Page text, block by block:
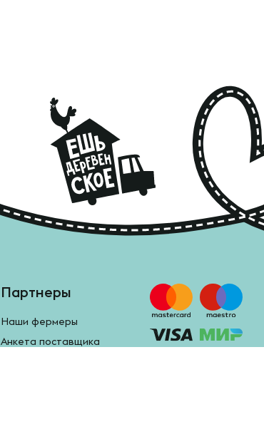
Партнеры
Наши фермеры
Анкета поставщика